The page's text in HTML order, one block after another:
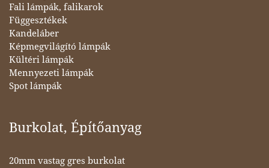
Fali lámpák, falikarok
Függesztékek
Kandeláber
Képmegvilágító lámpák
Kültéri lámpák
Mennyezeti lámpák
Spot lámpák
Burkolat, Építőanyag
20mm vastag gres burkolat